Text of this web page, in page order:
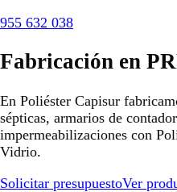
955 632 038
Fabricación en
En Poliéster Capisur
sépticas, armarios de
impermeabilizaciones con
Vidrio.
Solicitar presupuestoVer